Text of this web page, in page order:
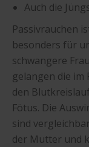
Auch die
Passivrauchen
besonders für
schwangere
gelangen die im
den
Fötus. Die
sind
der Mutter und